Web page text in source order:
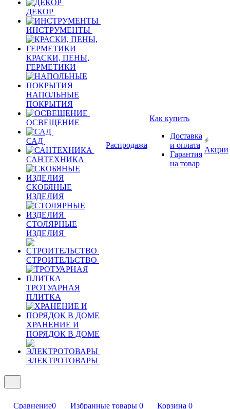
ДЕКОР
ИНСТРУМЕНТЫ
КРАСКИ, ПЕНЫ,
ГЕРМЕТИКИ
НАПОЛЬНЫЕ
ПОКРЫТИЯ
ОСВЕЩЕНИЕ
САД
САНТЕХНИКА
СКОБЯНЫЕ
ИЗДЕЛИЯ
СТОЛЯРНЫЕ
ИЗДЕЛИЯ
СТРОИТЕЛЬСТВО
ТРОТУАРНАЯ
ПЛИТКА
ХРАНЕНИЕ И
ПОРЯДОК В ДОМЕ
ЭЛЕКТРОТОВАРЫ
Распродажа
Как купить
Доставка
и оплата
Гарантия
на товар
Акции
Сравнение0 Избранные товары 0 Корзина 0